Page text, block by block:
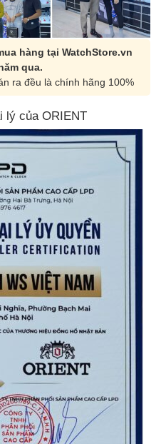
hàng tại WatchStore.vn
qua.
ra đều là chính hãng 100%
lý của ORIENT